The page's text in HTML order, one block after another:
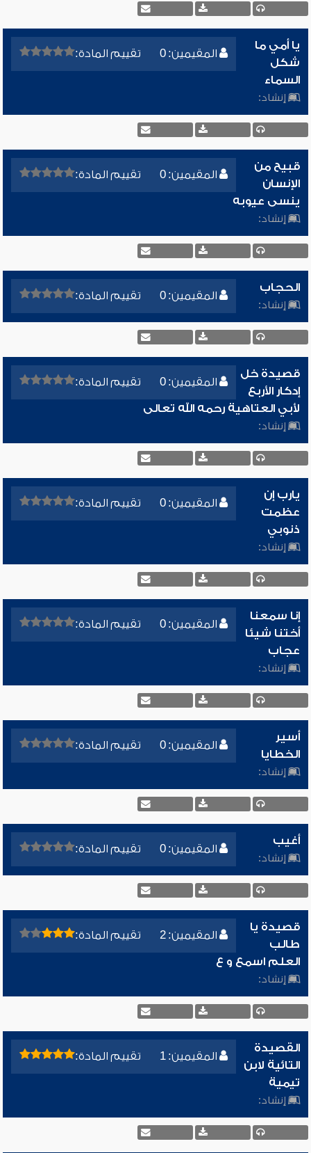
المقيمين: 0 تقييم المادة:
يا أمي ما
شكل
السماء
إنشاد:
المقيمين: 0 تقييم المادة:
قبيح من
الإنسان
ينسى عيوبه
إنشاد:
المقيمين: 0 تقييم المادة:
الحجاب
إنشاد:
المقيمين: 0 تقييم المادة:
قصيدة خل
إدكار الأربع
لأبي العتاهية رحمه الله تعالى
إنشاد:
المقيمين: 0 تقييم المادة:
يارب إن
عظمت
ذنوبي
إنشاد:
المقيمين: 0 تقييم المادة:
إنا سمعنا
أختنا شيئا
عجاب
إنشاد:
المقيمين: 0 تقييم المادة:
أسير
الخطايا
إنشاد:
المقيمين: 0 تقييم المادة:
أغيب
إنشاد:
المقيمين: 2 تقييم المادة:
قصيدة يا
طالب
العلم اسمع و ع
إنشاد:
المقيمين: 1 تقييم المادة:
القصيدة
التائية لابن
تيمية
إنشاد: